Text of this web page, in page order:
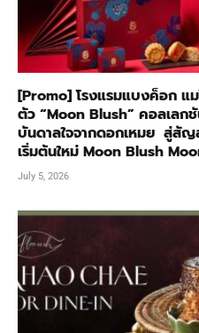
[Promo] โรงแรมแบงค็อก แ
ตัว “Moon Blush” คอลเลก
บันดาลใจจากดอกเหมย สู่สั
เริ่มต้นใหม่ Moon Blush
July 5, 2026